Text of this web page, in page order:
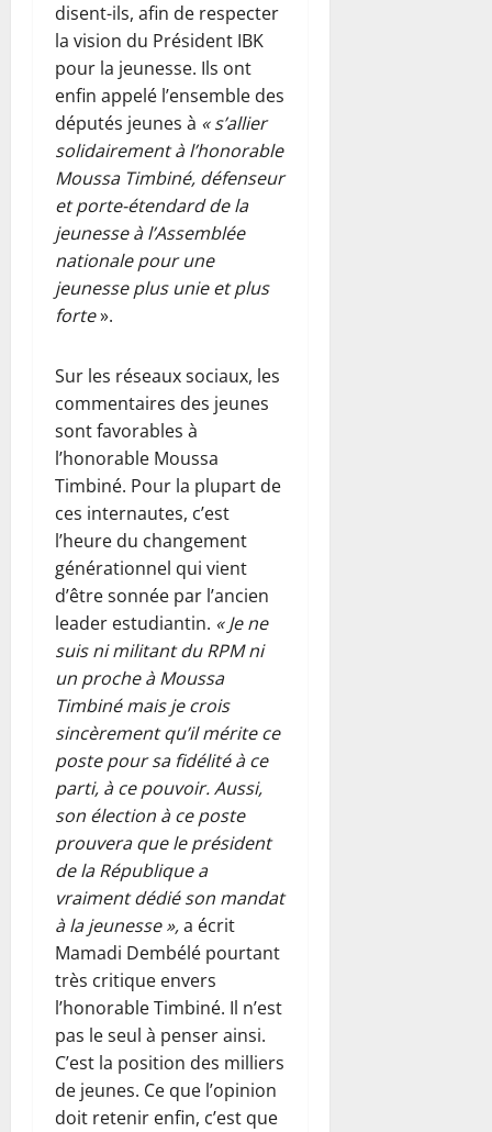
disent-ils, afin de respecter
la vision du Président IBK
pour la jeunesse. Ils ont
enfin appelé l’ensemble des
députés jeunes à « s’allier
solidairement à l’honorable
Moussa Timbiné, défenseur
et porte-étendard de la
jeunesse à l’Assemblée
nationale pour une
jeunesse plus unie et plus
forte».
Sur les réseaux sociaux, les
commentaires des jeunes
sont favorables à
l’honorable Moussa
Timbiné. Pour la plupart de
ces internautes, c’est
l’heure du changement
générationnel qui vient
d’être sonnée par l’ancien
leader estudiantin. « Je ne
suis ni militant du RPM ni
un proche à Moussa
Timbiné mais je crois
sincèrement qu’il mérite ce
poste pour sa fidélité à ce
parti, à ce pouvoir. Aussi,
son élection à ce poste
prouvera que le président
de la République a
vraiment dédié son mandat
à la jeunesse »,a écrit
Mamadi Dembélé pourtant
très critique envers
l’honorable Timbiné. Il n’est
pas le seul à penser ainsi.
C’est la position des milliers
de jeunes. Ce que l’opinion
doit retenir enfin, c’est que